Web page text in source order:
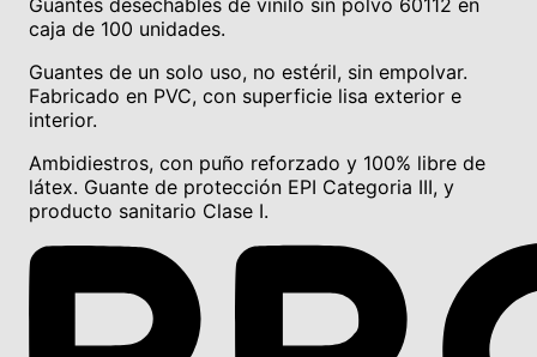
caja de 100 unidades.
Guantes de un solo uso, no estéril, sin empolvar.
Fabricado en PVC, con superficie lisa exterior e
interior.
Ambidiestros, con puño reforzado y 100% libre de
látex. Guante de protección EPI Categoria III, y
producto sanitario Clase I.